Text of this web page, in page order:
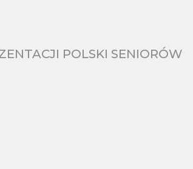
POLSKI SENIORÓW